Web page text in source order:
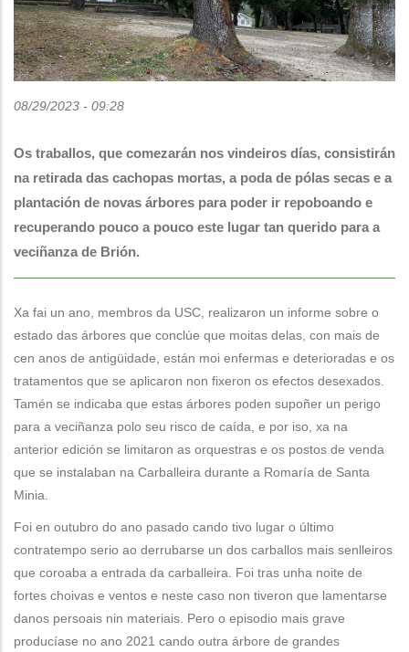
08/29/2023 - 09:28
Os traballos, que comezarán nos vindeiros días, consistirán
na retirada das cachopas mortas, a poda de pólas secas e a
plantación de novas árbores para poder ir repoboando e
recuperando pouco a pouco este lugar tan querido para a
veciñanza de Brión.
Xa fai un ano, membros da USC, realizaron un informe sobre o
estado das árbores que conclúe que moitas delas, con mais de
cen anos de antigüidade, están moi enfermas e deterioradas e os
tratamentos que se aplicaron non fixeron os efectos desexados.
Tamén se indicaba que estas árbores poden supoñer un perigo
para a veciñanza polo seu risco de caída, e por iso, xa na
anterior edición se limitaron as orquestras e os postos de venda
que se instalaban na Carballeira durante a Romaría de Santa
Minia.
Foi en outubro do ano pasado cando tivo lugar o último
contratempo serio ao derrubarse un dos carballos mais senlleiros
que coroaba a entrada da carballeira. Foi tras unha noite de
fortes choivas e ventos e neste caso non tiveron que lamentarse
danos persoais nin materiais. Pero o episodio mais grave
producíase no ano 2021 cando outra árbore de grandes